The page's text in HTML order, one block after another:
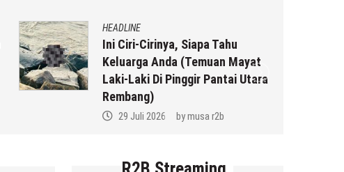
HEADLINE
Ini Ciri-Cirinya, Siapa Tahu
Keluarga Anda (Temuan Mayat
Laki-Laki Di Pinggir Pantai Utara
Rembang)
29 Juli 2026 bymusa r2b